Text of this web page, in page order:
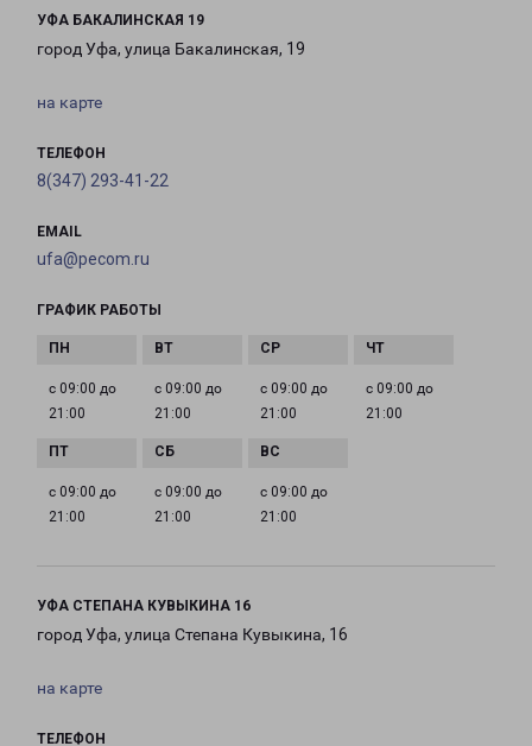
УФА БАКАЛИНСКАЯ 19
город Уфа, улица Бакалинская, 19
на карте
ТЕЛЕФОН
8(347) 293-41-22
EMAIL
ufa@pecom.ru
ГРАФИК РАБОТЫ
с 09:00 до
21:00
с 09:00 до
21:00
с 09:00 до
21:00
с 09:00 до
21:00
с 09:00 до
21:00
с 09:00 до
21:00
с 09:00 до
21:00
УФА СТЕПАНА КУВЫКИНА 16
город Уфа, улица Степана Кувыкина, 16
на карте
ТЕЛЕФОН